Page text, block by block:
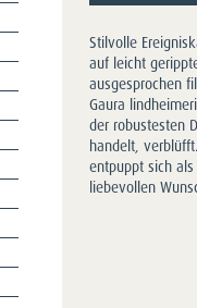
Stilvolle
auf leicht
ausgesprochen
Gaura
der robustesten
handelt,
entpuppt sich
liebevollen